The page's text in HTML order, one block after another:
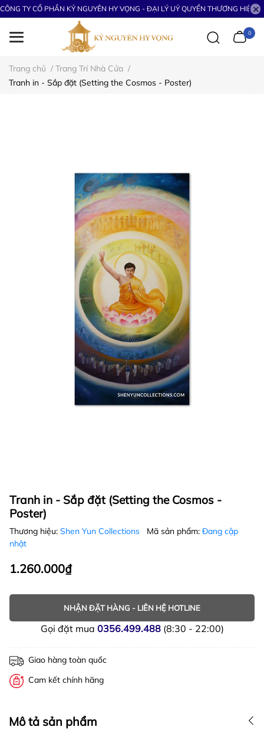
CÔNG TY CỔ PHẦN KỶ NGUYÊN HY VỌNG - ĐẠI LÝ UỶ QUYỀN THƯƠNG HIỆU
0
Trang chủ / Trang Trí Nhà Cửa /
Tranh in - Sắp đặt (Setting the Cosmos - Poster)
Tranh in - Sắp đặt (Setting the Cosmos -
Poster)
Thương hiệu: Shen Yun Collections Mã sản phẩm: Đang cập
nhật
1.260.000₫
NHẬN ĐẶT HÀNG - LIÊN HỆ HOTLINE
Gọi đặt mua 0356.499.488(8:30 - 22:00)
Giao hàng toàn quốc
Cam kết chính hãng
Mô tả sản phẩm